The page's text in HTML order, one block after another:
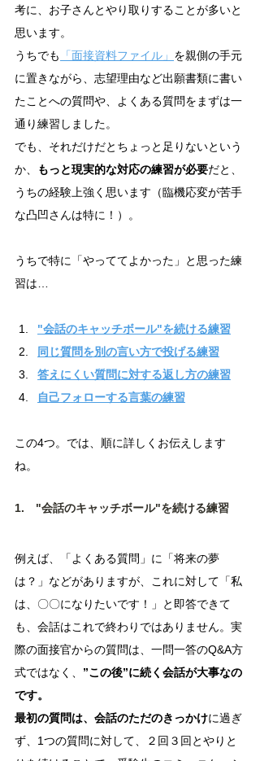
考に、お子さんとやり取りすることが多いと
思います。
うちでも
「面接資料ファイル」 を親側の手元
に置きながら、志望理由など出願書類に書い
たことへの質問や、よくある質問をまずは一
通り練習しました。
でも、それだけだとちょっと足りないという
か、
もっと現実的な対応の練習が必要だと、
うちの経験上強く思います（臨機応変が苦手
な凸凹さんは特に！）。
うちで特に「やっててよかった」と思った練
習は…
"会話のキャッチボール"を続ける練習
同じ質問を別の言い方で投げる練習
答えにくい質問に対する返し方の練習
自己フォローする言葉の練習
この4つ。では、順に詳しくお伝えします
ね。
1.　"会話のキャッチボール"を続ける練習
例えば、「よくある質問」に「将来の夢
は？」などがありますが、これに対して「私
は、〇〇になりたいです！」と即答できて
も、会話はこれで終わりではありません。実
際の面接官からの質問は、一問一答のQ&A方
式ではなく、 ”この後”に続く会話が大事なの
です。
最初の質問は、会話のただのきっかけに過ぎ
ず、1つの質問に対して、２回３回とやりと